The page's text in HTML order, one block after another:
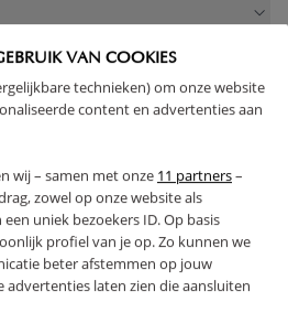
VAN COOKIES
technieken) om onze website
content en advertenties aan
wij – samen met onze 11 partners–
zowel op onze website als
uniek bezoekers ID. Op basis
profiel van je op. Zo kunnen we
beter afstemmen op jouw
laten zien die aansluiten